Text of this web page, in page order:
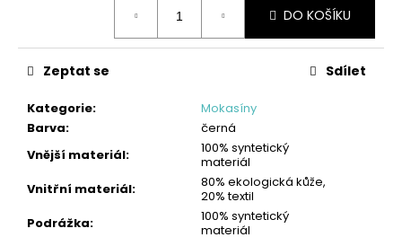
DO KOŠÍKU
Kategorie:
Mokasíny
Barva:
černá
Vnější materiál:
100% syntetický
materiál
Vnitřní materiál:
80% ekologická kůže,
20% textil
Podrážka:
100% syntetický
materiál
Zeptat se Sdílet